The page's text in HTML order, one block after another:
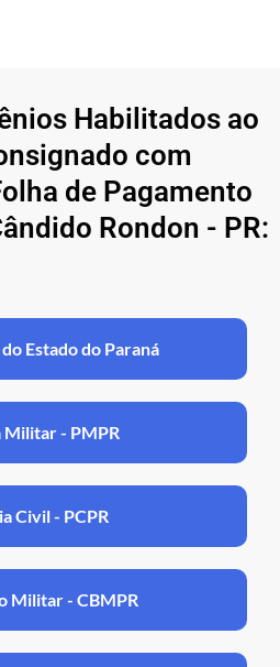
Habilitados ao
com
de Pagamento
Rondon - PR:
Estado do Paraná
Militar - PMPR
Civil - PCPR
Militar - CBMPR